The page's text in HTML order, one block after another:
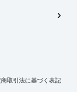
取引法に基づく表記